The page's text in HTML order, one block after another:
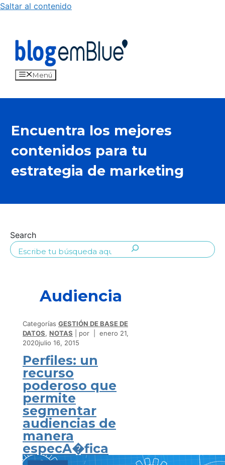
Saltar al contenido
Menú
Encuentra los mejores
contenidos para tu
estrategia de marketing
Search
Audiencia
Categorías GESTIÓN DE BASE DE
DATOS, NOTAS por
enero 21,
2020julio 16, 2015
Perfiles: un
recurso
poderoso que
permite
segmentar
audiencias de
manera
especA�fica